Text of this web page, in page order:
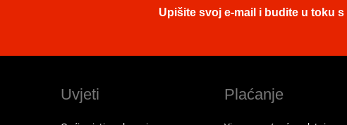
Upišite svoj e-mail i budite u toku
Uvjeti Plaćanje